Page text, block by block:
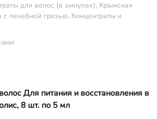
для волос (в ампулах), Крымская
с лечебной грязью, Концентраты и
Для питания и восстановления в
8 шт. по 5 мл